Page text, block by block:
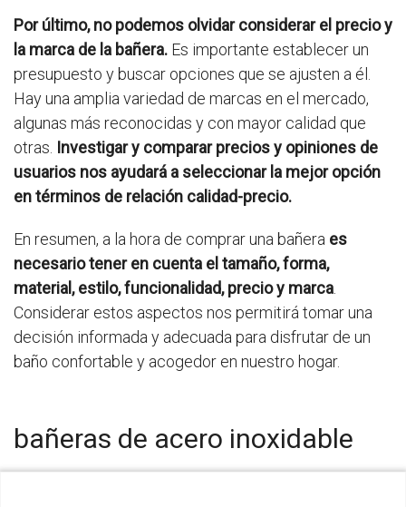
Por último, no podemos olvidar considerar el precio y
la marca de la bañera. Es importante establecer un
presupuesto y buscar opciones que se ajusten a él.
Hay una amplia variedad de marcas en el mercado,
algunas más reconocidas y con mayor calidad que
otras. Investigar y comparar precios y opiniones de
usuarios nos ayudará a seleccionar la mejor opción
en términos de relación calidad-precio.
En resumen, a la hora de comprar una bañera es
necesario tener en cuenta el tamaño, forma,
material, estilo, funcionalidad, precio y marca.
Considerar estos aspectos nos permitirá tomar una
decisión informada y adecuada para disfrutar de un
baño confortable y acogedor en nuestro hogar.
bañeras de acero inoxidable